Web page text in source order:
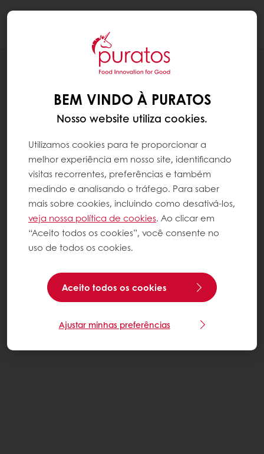
PROJETO DE RESPONSABILIDADE
SOCIAL DA PURATOS CAPACITA
JOVENS PARA O MERCADO DA
BEM VINDO À PURATOS
Nosso website utiliza cookies.
Utilizamos cookies para te proporcionar a
melhor experiência em nosso site, identificando
visitas recorrentes, preferências e também
medindo e analisando o tráfego. Para saber
mais sobre cookies, incluindo como desativá-los,
veja nossa política de cookies. Ao clicar em
“Aceito todos os cookies”, você consente no
uso de todos os cookies.
Aceito todos os cookies
Ajustar minhas preferências